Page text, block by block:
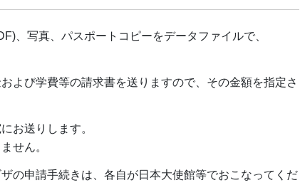
、写真、パスポートコピーをデータファイルで、
よび学費等の請求書を送りますので、その金額を指定さ
お送りします。
せん。
の申請手続きは、各自が日本大使館等でおこなってくだ